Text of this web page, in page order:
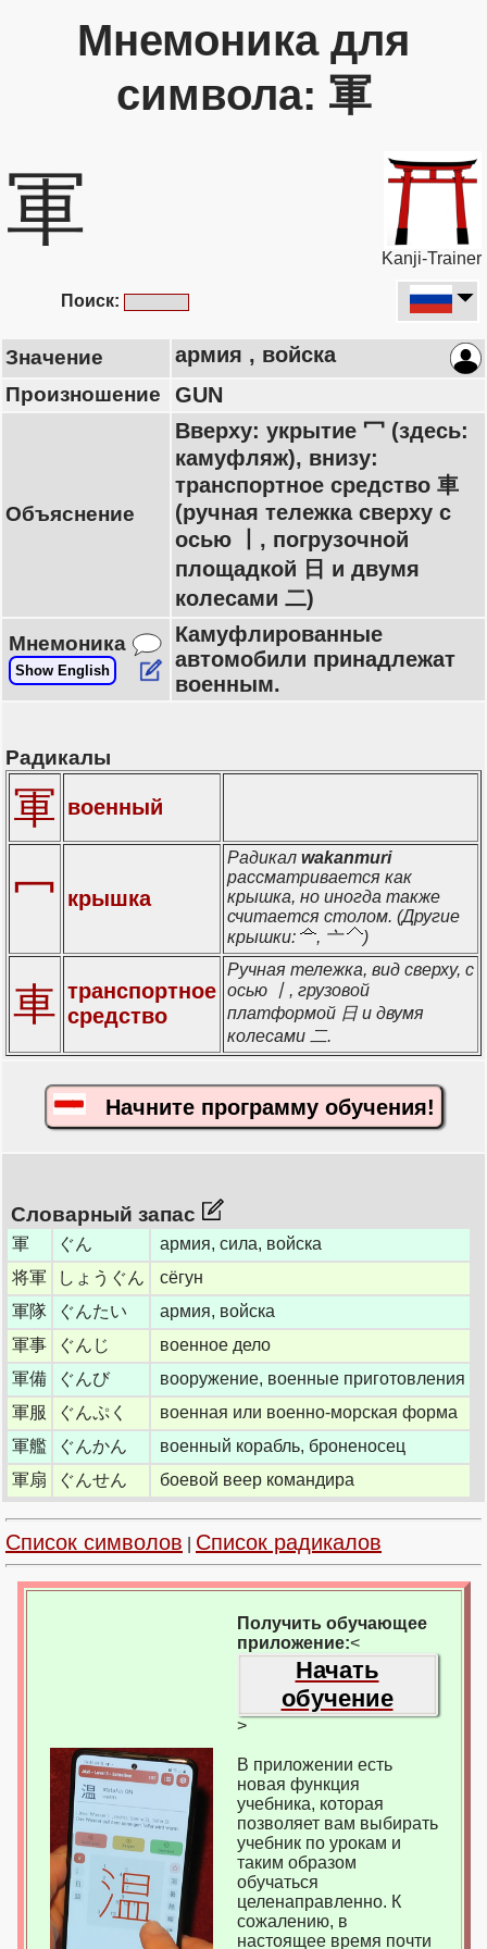
Мнемоника для
символа: 軍
軍
Kanji-Trainer
Поиск:
Значение армия , войска
Произношение GUN
Объяснение
Вверху: укрытие 冖 (здесь:
камуфляж), внизу:
транспортное средство 車
(ручная тележка сверху с
осью 丨, погрузочной
площадкой 日 и двумя
колесами 二)
Мнемоника
Show English
Камуфлированные
автомобили принадлежат
военным.
Радикалы
軍 военный
冖 крышка
Радикал wakanmuri
рассматривается как
крышка, но иногда также
считается столом. (Другие
крышки:
, 亠 )
車 транспортное
средство
Ручная тележка, вид сверху, с
осью 丨, грузовой
платформой 日 и двумя
колесами 二.
Начните программу обучения!
Словарный запас
軍 ぐん
армия, сила, войска
将軍
しょうぐん
сёгун
軍隊
ぐんたい
армия, войска
軍事
ぐんじ
военное дело
軍備
ぐんび
вооружение, военные приготовления
軍服
ぐんぷく
военная или военно-морская форма
軍艦
ぐんかん
военный корабль, броненосец
軍扇
ぐんせん боевой веер командира
Список символов Список радикалов
Получить обучающее
приложение:<
Начать
обучение
>
В приложении есть
новая функция
учебника, которая
позволяет вам выбирать
учебник по урокам и
таким образом
обучаться
целенаправленно. К
сожалению, в
настоящее время почти